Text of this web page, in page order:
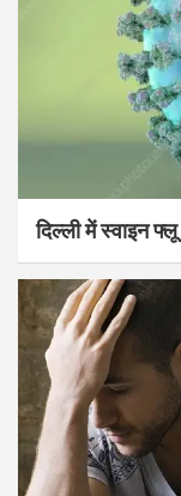
दिल्ली में स्वाइन